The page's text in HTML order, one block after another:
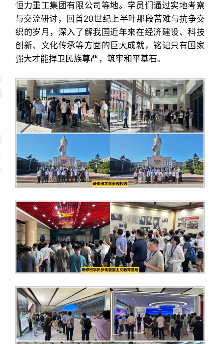
恒力重工集团有限公司等地。学员们通过实地考察
与交流研讨，回首20世纪上半叶那段苦难与抗争交
织的岁月，深入了解我国近年来在经济建设、科技
创新、文化传承等方面的巨大成就，铭记只有国家
强大才能捍卫民族尊严， 筑牢和平基石。